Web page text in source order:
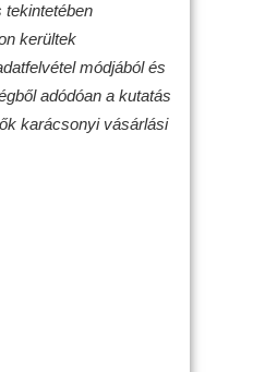
tekintetében
kerültek
módjából és
adódóan a kutatás
karácsonyi vásárlási